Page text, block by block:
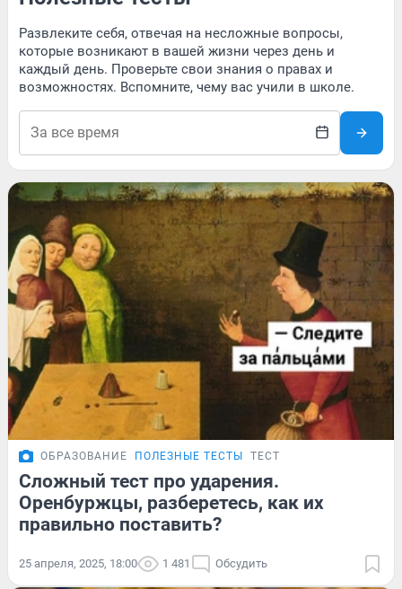
Развлеките себя, отвечая на несложные вопросы,
которые возникают в вашей жизни через день и
каждый день. Проверьте свои знания о правах и
возможностях. Вспомните, чему вас учили в школе.
ОБРАЗОВАНИЕ ПОЛЕЗНЫЕ ТЕСТЫ ТЕСТ
Сложный тест про ударения.
Оренбуржцы, разберетесь, как их
правильно поставить?
25 апреля, 2025, 18:00 1 481 Обсудить